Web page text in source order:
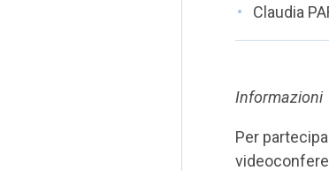
Claudia
Informazioni
Per